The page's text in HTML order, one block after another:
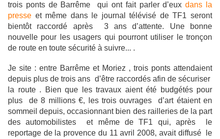
trois ponts de Barrême qui ont fait parler d’euxdans la
presse et même dans le journal télévisé de TF1 seront
bientôt raccordé après 3 ans d’attente. Une bonne
nouvelle pour les usagers qui pourront utiliser le tronçon
de route en toute sécurité à suivre... .
Je site : entre Barrême et Moriez , trois ponts attendaient
depuis plus de trois ans d’être raccordés afin de sécuriser
la route . Bien que les travaux aient été budgétés pour
plus de 8 millions €, les trois ouvrages d’art étaient en
sommeil depuis, occasionnant bien des railleries de la part
des automobilistes et même de TF1 qui, après le
reportage de la provence du 11 avril 2008, avait diffusé le